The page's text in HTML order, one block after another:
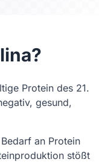
Protein des 21.
gesund,
an Protein
stößt